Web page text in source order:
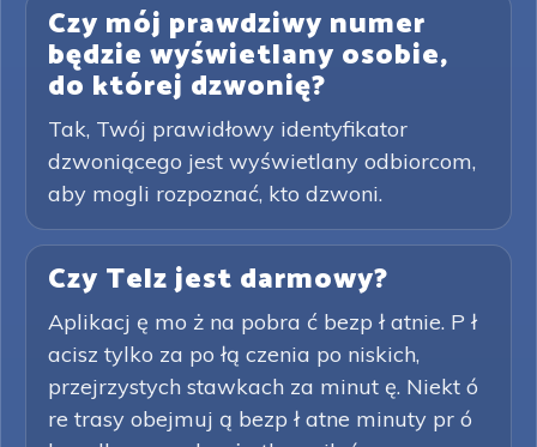
Czy mój prawdziwy numer
będzie wyświetlany osobie,
do której dzwonię?
Tak, Twój prawidłowy identyfikator
dzwoniącego jest wyświetlany odbiorcom,
aby mogli rozpoznać, kto dzwoni.
Czy Telz jest darmowy?
Aplikacj ę mo ż na pobra ć bezp ł atnie. P ł
acisz tylko za po łą czenia po niskich,
przejrzystych stawkach za minut ę. Niekt ó
re trasy obejmuj ą bezp ł atne minuty pr ó